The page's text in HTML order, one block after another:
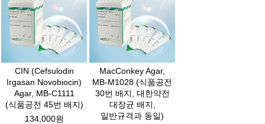
CIN (Cefsulodin
Irgasan Novobiocin)
Agar, MB-C1111
(식품공전 45번 배지)
134,000원
MacConkey Agar,
MB-M1028 (식품공전
30번 배지, 대한약전
대장균 배지,
일반규격과 동일)